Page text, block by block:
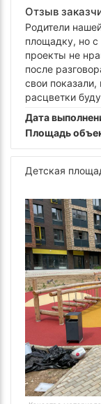
Отзыв
Родители
площадку, но с
проекты не
после
свои
расцветки
Дата
Площадь
Детская